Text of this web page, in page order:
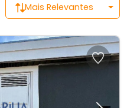
Mais Relevantes